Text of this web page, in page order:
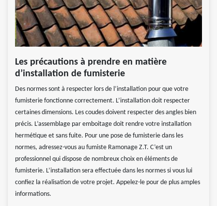
Les précautions à prendre en matière
d’installation de fumisterie
Des normes sont à respecter lors de l’installation pour que votre
fumisterie fonctionne correctement. L’installation doit respecter
certaines dimensions. Les coudes doivent respecter des angles bien
précis. L’assemblage par emboitage doit rendre votre installation
hermétique et sans fuite. Pour une pose de fumisterie dans les
normes, adressez-vous au fumiste Ramonage Z.T. C’est un
professionnel qui dispose de nombreux choix en éléments de
fumisterie. L’installation sera effectuée dans les normes si vous lui
confiez la réalisation de votre projet. Appelez-le pour de plus amples
informations.